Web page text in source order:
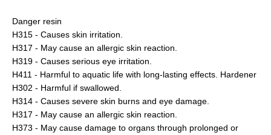
Danger resin
H315 - Causes skin irritation.
H317 - May cause an allergic skin reaction.
H319 - Causes serious eye irritation.
H411 - Harmful to aquatic life with long-lasting effects. Hardener
H302 - Harmful if swallowed.
H314 - Causes severe skin burns and eye damage.
H317 - May cause an allergic skin reaction.
H373 - May cause damage to organs through prolonged or